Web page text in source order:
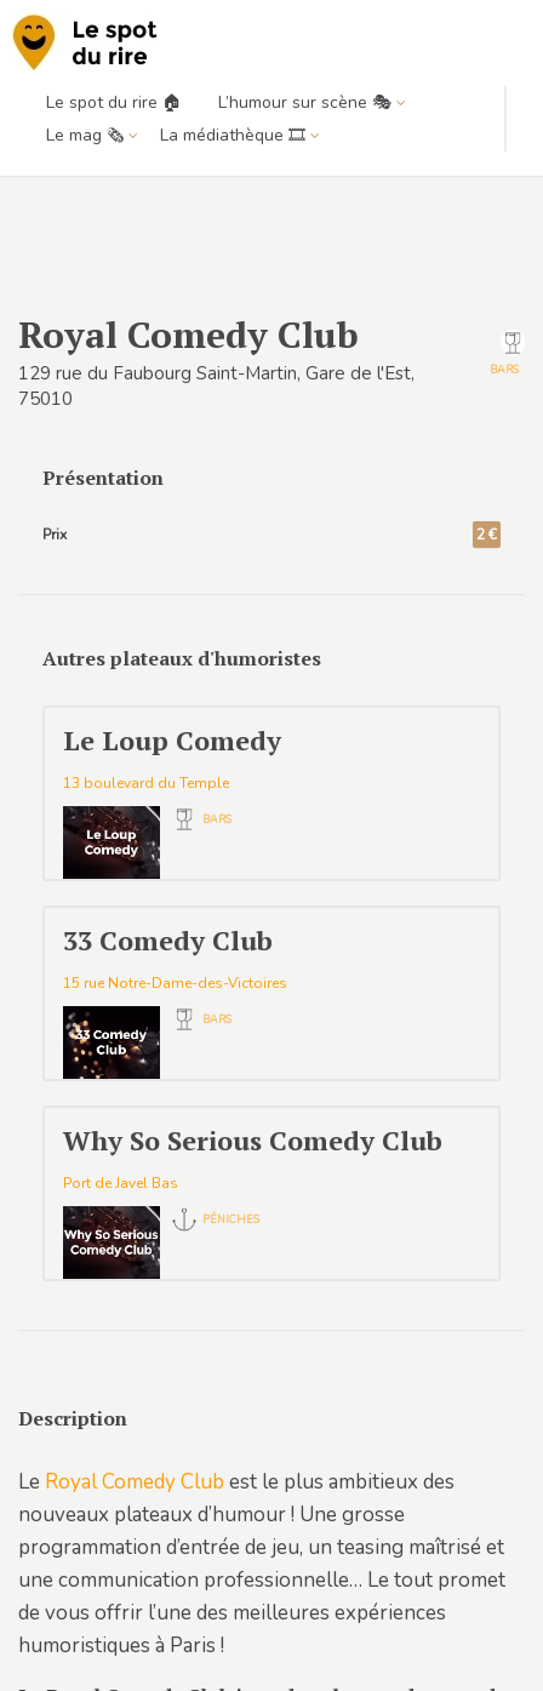
Le spot du rire 🏠
L’humour sur scène 🎭
Le mag 🗞️
La médiathèque 🎞️
Royal Comedy Club
129 rue du Faubourg Saint-Martin, Gare de l'Est,
75010
BARS
Présentation
Prix 2 €
Autres plateaux d'humoristes
Le Loup Comedy
13 boulevard du Temple
BARS
33 Comedy Club
15 rue Notre-Dame-des-Victoires
BARS
Why So Serious Comedy Club
Port de Javel Bas
PÉNICHES
Description
Le Royal Comedy Club est le plus ambitieux des
nouveaux plateaux d’humour ! Une grosse
programmation d’entrée de jeu, un teasing maîtrisé et
une communication professionnelle… Le tout promet
de vous offrir l’une des meilleures expériences
humoristiques à Paris !